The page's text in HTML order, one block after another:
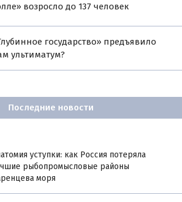
возросло до 137 человек
государство» предъявило
ультиматум?
Последние новости
уступки: как Россия потеряла
рыбопромысловые районы
моря